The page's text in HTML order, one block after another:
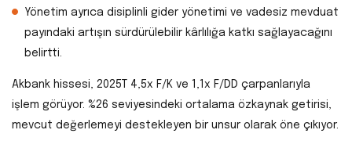
Yönetim ayrıca disiplinli gider yönetimi ve vadesiz mevduat
payındaki artışın sürdürülebilir kârlılığa katkı sağlayacağını
belirtti.
Akbank hissesi, 2025T 4,5x F/K ve 1,1x F/DD çarpanlarıyla
işlem görüyor. %26 seviyesindeki ortalama özkaynak getirisi,
mevcut değerlemeyi destekleyen bir unsur olarak öne çıkıyor.